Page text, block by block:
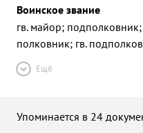
Воинское звание
гв. майор;
полковник; гв.
Ещё
Упоминается в 24